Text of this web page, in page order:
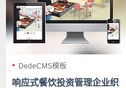
DedeCMS模板
响应式餐饮投资管理企业织